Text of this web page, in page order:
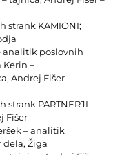
strank KAMIONI;
analitik poslovnih
Kerin –
Andrej Fišer –
PARTNERJI
Fišer –
– analitik
dela, Žiga